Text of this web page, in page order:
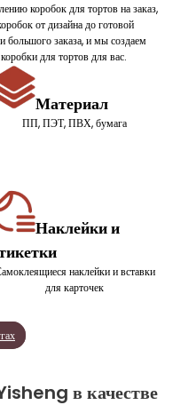
коробок для тортов на заказ,
от дизайна до готовой
большого заказа, и мы создаем
для тортов для вас.
Материал
ПП, ПЭТ, ПВХ, бумага
Наклейки и
наклейки и вставки
для карточек
в качестве